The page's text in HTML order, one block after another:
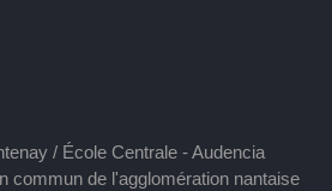
/ École Centrale - Audencia
commun de l'agglomération nantaise